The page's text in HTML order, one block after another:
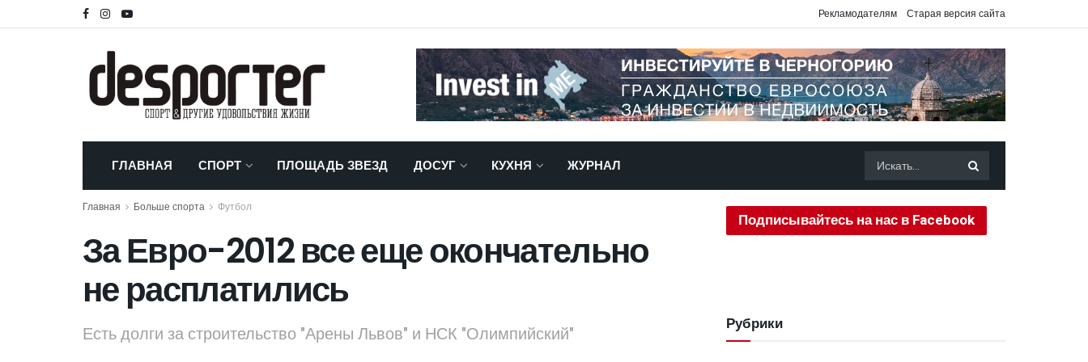
Рекламодателям Старая версия сайта
ГЛАВНАЯ СПОРТ ПЛОЩАДЬ ЗВЕЗД ДОСУГ КУХНЯ ЖУРНАЛ
Главная Больше спорта Футбол
За Евро-2012 все еще окончательно
не расплатились
Есть долги за строительство "Арены Львов" и НСК "Олимпийский"
Подписывайтесь на нас в Facebook
Рубрики